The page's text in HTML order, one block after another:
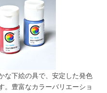
な下絵の具で、安定した発色
。豊富なカラーバリエーショ